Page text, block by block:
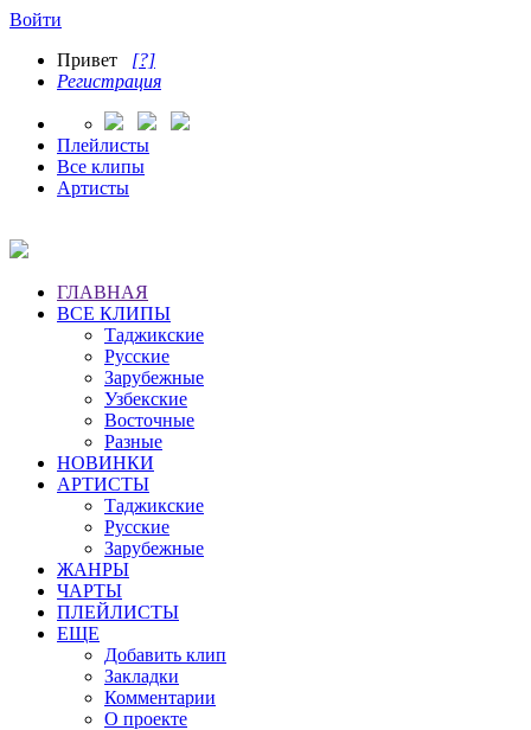
Войти
Привет [?]
Регистрация
Плейлисты
Все клипы
Артисты
ГЛАВНАЯ
ВСЕ КЛИПЫ
Таджикские
Русские
Зарубежные
Узбекские
Восточные
Разные
НОВИНКИ
АРТИСТЫ
Таджикские
Русские
Зарубежные
ЖАНРЫ
ЧАРТЫ
ПЛЕЙЛИСТЫ
ЕЩЕ
Добавить клип
Закладки
Комментарии
О проекте